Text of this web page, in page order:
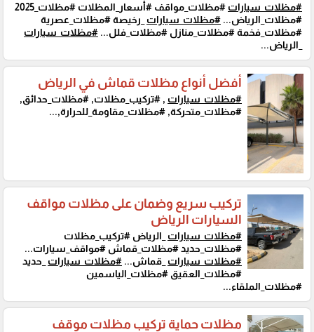
#مظلات_سيارات
#مظلات_مواقف #أسعار_المظلات #مظلات_2025
#مظلات_الرياض... #مظلات_سيارات _رخيصة #مظلات_عصرية
#مظلات_فخمة #مظلات_منازل #مظلات_فلل... #مظلات_سيارات
_الرياض...
أفضل أنواع مظلات قماش في الرياض
#مظلات_سيارات , #تركيب_مظلات, #مظلات_حدائق,
#مظلات_متحركة, #مظلات_مقاومة_للحرارة,...
تركيب سريع وضمان على مظلات مواقف
السيارات الرياض
#مظلات_سيارات _الرياض #تركيب_مظلات
#مظلات_حديد #مظلات_قماش #مواقف_سيارات...
#مظلات_سيارات _قماش... #مظلات_سيارات _حديد
#مظلات_العقيق #مظلات_الياسمين
#مظلات_الملقاء...
مظلات حماية تركيب مظلات موقف